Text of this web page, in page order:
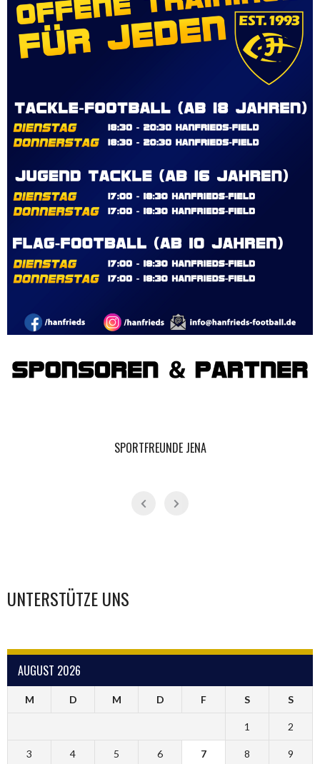
SPORTFREUNDE JENA
UNTERSTÜTZE UNS
AUGUST 2026
M D M D F S S
1 2
3 4 5 6 7 8 9